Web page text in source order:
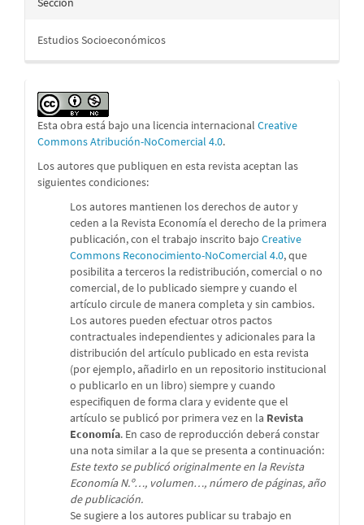
Estudios Socioeconómicos
Esta obra está bajo una licencia internacional Creative
Commons Atribución-NoComercial 4.0.
Los autores que publiquen en esta revista aceptan las
siguientes condiciones:
Los autores mantienen los derechos de autor y
ceden a la Revista Economía el derecho de la primera
publicación, con el trabajo inscrito bajo Creative
Commons Reconocimiento-NoComercial 4.0, que
posibilita a terceros la redistribución, comercial o no
comercial, de lo publicado siempre y cuando el
artículo circule de manera completa y sin cambios.
Los autores pueden efectuar otros pactos
contractuales independientes y adicionales para la
distribución del artículo publicado en esta revista
(por ejemplo, añadirlo en un repositorio institucional
o publicarlo en un libro) siempre y cuando
especifiquen de forma clara y evidente que el
artículo se publicó por primera vez en la Revista
Economía. En caso de reproducción deberá constar
una nota similar a la que se presenta a continuación:
Este texto se publicó originalmente en la Revista
Economía N.º…, volumen…, número de páginas, año
de publicación.
Se sugiere a los autores publicar su trabajo en